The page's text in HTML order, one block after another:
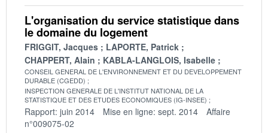
L'organisation du service statistique dans
le domaine du logement
FRIGGIT, Jacques
LAPORTE, Patrick
CHAPPERT, Alain
KABLA-LANGLOIS, Isabelle
CONSEIL GENERAL DE L'ENVIRONNEMENT ET DU DEVELOPPEMENT
DURABLE (CGEDD)
INSPECTION GENERALE DE L'INSTITUT NATIONAL DE LA
STATISTIQUE ET DES ETUDES ECONOMIQUES (IG-INSEE)
Rapport: juin 2014 Mise en ligne: sept. 2014
Affaire
n°009075-02